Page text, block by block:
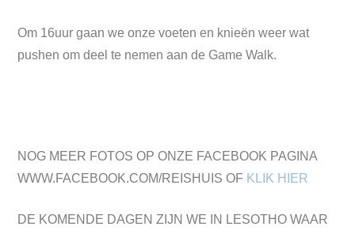
Om 16uur gaan we onze voeten en knieën weer wat
pushen om deel te nemen aan de Game Walk.
NOG MEER FOTOS OP ONZE FACEBOOK PAGINA
WWW.FACEBOOK.COM/REISHUIS OF KLIK HIER
DE KOMENDE DAGEN ZIJN WE IN LESOTHO WAAR